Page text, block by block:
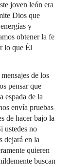
joven león era
Dios que
y
obtener la fe
lo que Él
de los
pensar que
espada de la
envía pruebas
de hacer bajo la
ustedes no
dejará en la
quieren
buscan